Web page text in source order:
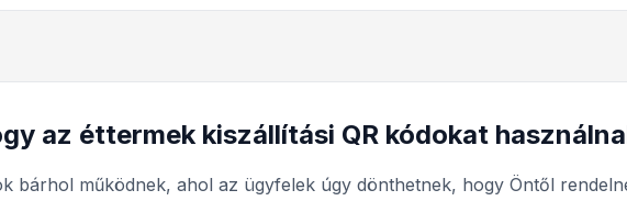
az éttermek kiszállítási QR kódokat
bárhol működnek, ahol az ügyfelek úgy dönthetnek, hogy Öntől